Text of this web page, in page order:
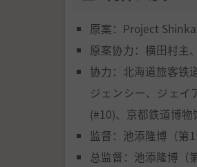
原案：Project
原案协力：横田村主
协力：北海道旅客铁
ジェンシー、ジェイ
(#10)、京都鉄道博
监督：池添隆博（第
总监督：池添隆博（